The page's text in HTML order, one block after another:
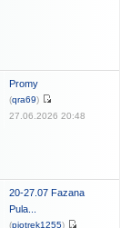
Promy
(qra69)
27.06.2026 20:48
20-27.07 Fazana
Pula...
(piotrek1255)